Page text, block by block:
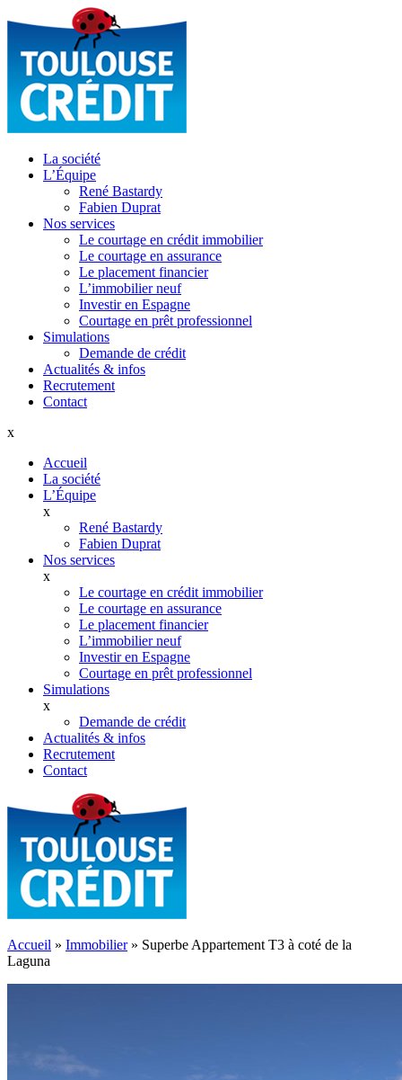
La société
L’Équipe
René Bastardy
Fabien Duprat
Nos services
Le courtage en crédit immobilier
Le courtage en assurance
Le placement financier
L’immobilier neuf
Investir en Espagne
Courtage en prêt professionnel
Simulations
Demande de crédit
Actualités & infos
Recrutement
Contact
x
Accueil
La société
L’Équipe
x
René Bastardy
Fabien Duprat
Nos services
x
Le courtage en crédit immobilier
Le courtage en assurance
Le placement financier
L’immobilier neuf
Investir en Espagne
Courtage en prêt professionnel
Simulations
x
Demande de crédit
Actualités & infos
Recrutement
Contact
Accueil » Immobilier» Superbe Appartement T3 à coté de la
Laguna